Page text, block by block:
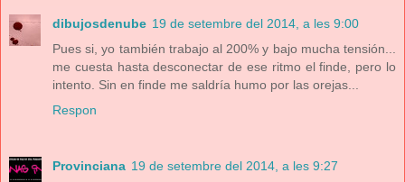
dibujosdenube 19 de setembre del 2014, a les 9:00
Pues si, yo también trabajo al 200% y bajo mucha tensión...
me cuesta hasta desconectar de ese ritmo el finde, pero lo
intento. Sin en finde me saldría humo por las orejas...
Respon
Provinciana 19 de setembre del 2014, a les 9:27